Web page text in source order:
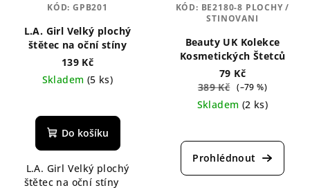
L.A. Girl Velký plochý
štětec na oční stíny
139 Kč
Skladem (5 ks)
Do košíku
L.A. Girl Velký plochý
štětec na oční stíny
KÓD:GPB201
Beauty UK Kolekce
Kosmetických Štetců
79 Kč
389 Kč (–79 %)
Skladem (2 ks)
hodnocení
produktu
KÓD: BE2180-8 PLOCHY /
STINOVANI